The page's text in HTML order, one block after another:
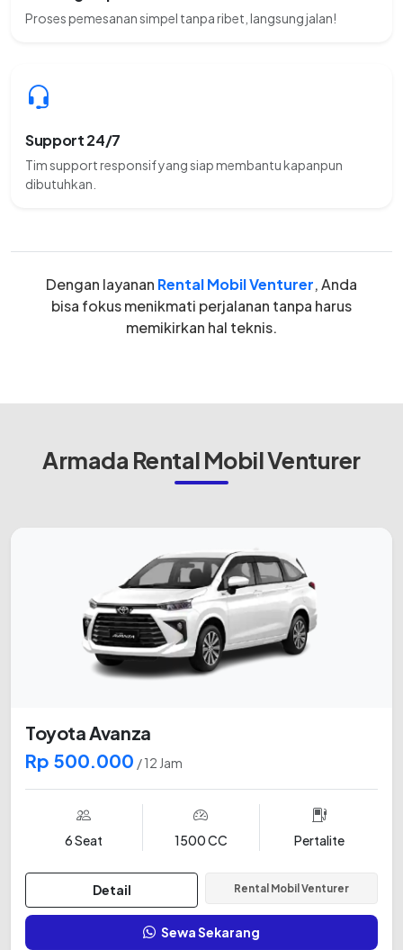
Proses pemesanan simpel tanpa ribet, langsung jalan!
Support 24/7
Tim support responsif yang siap membantu kapanpun
dibutuhkan.
Dengan layanan Rental Mobil Venturer, Anda
bisa fokus menikmati perjalanan tanpa harus
memikirkan hal teknis.
Armada Rental Mobil Venturer
Toyota Avanza
Rp 500.000 / 12 Jam
6 Seat 1500 CC Pertalite
Detail Rental Mobil Venturer
Sewa Sekarang